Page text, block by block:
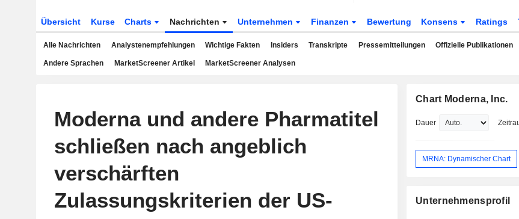
Übersicht Kurse Charts Nachrichten Unternehmen Finanzen Bewertung Konsens Ratings
Alle Nachrichten Analystenempfehlungen Wichtige Fakten Insiders Transkripte Pressemitteilungen Offizielle Publikationen
Andere Sprachen MarketScreener Artikel MarketScreener Analysen
Moderna und andere Pharmatitel
schließen nach angeblich
verschärften
Zulassungskriterien der US-
Chart Moderna, Inc.
Dauer
MRNA: Dynamischer Chart
Unternehmensprofil